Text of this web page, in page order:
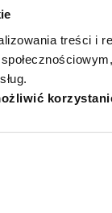
treści i